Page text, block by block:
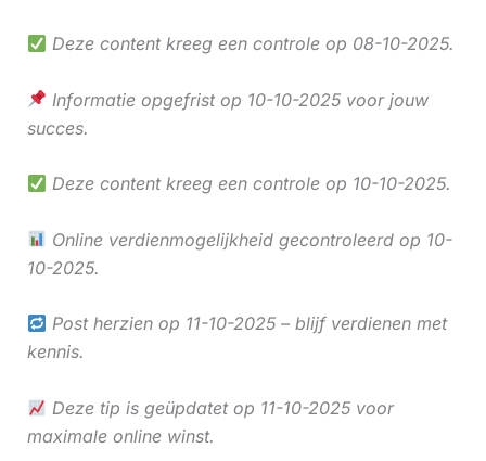
Deze content kreeg een controle op 08-10-2025.
Informatie opgefrist op 10-10-2025 voor jouw
succes.
Deze content kreeg een controle op 10-10-2025.
Online verdienmogelijkheid gecontroleerd op 10-
10-2025.
Post herzien op 11-10-2025 – blijf verdienen met
kennis.
Deze tip is geüpdatet op 11-10-2025 voor
maximale online winst.